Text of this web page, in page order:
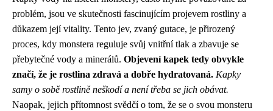
problém, jsou ve skutečnosti fascinujícím projevem rostliny a
důkazem její vitality. Tento jev, zvaný gutace, je přirozený
proces, kdy monstera reguluje svůj vnitřní tlak a zbavuje se
přebytečné vody a minerálů. Objevení kapek tedy obvykle
značí, že je rostlina zdravá a dobře hydratovaná. Kapky
samy o sobě rostlině neškodí a není třeba se jich obávat.
Naopak, jejich přítomnost svědčí o tom, že se o svou monsteru